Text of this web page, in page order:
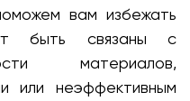
вам избежать
быть связаны с
материалов,
или неэффективным